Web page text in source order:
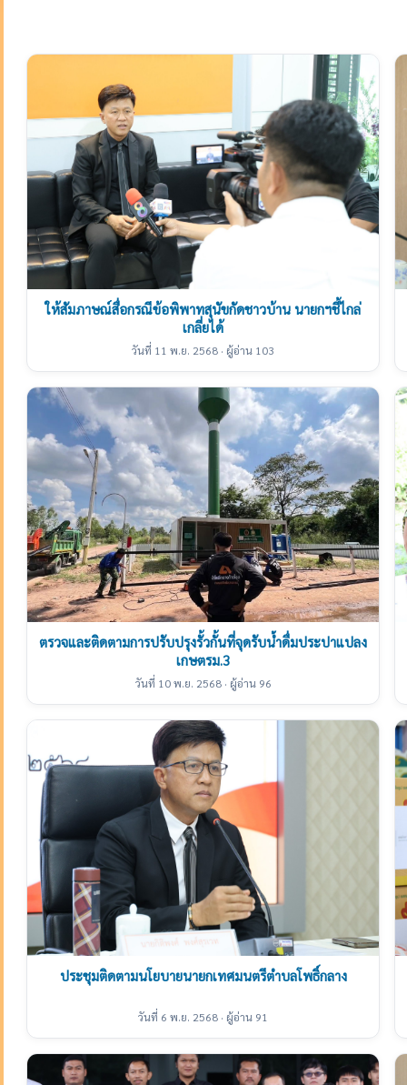
ให้สัมภาษณ์สื่อกรณีข้อพิพาทสุนัขกัดชาวบ้าน นายกฯชี้ไกล่
เกลี่ยได้
วันที่ 11 พ.ย. 2568 · ผู้อ่าน 103
ตรวจและติดตามการปรับปรุงรั้วกั้นที่จุดรับน้ำดื่มประปาแปลง
เกษตรม.3
วันที่ 10 พ.ย. 2568 · ผู้อ่าน 96
ประชุมติดตามนโยบายนายกเทศมนตรีตำบลโพธิ์กลาง
วันที่ 6 พ.ย. 2568 · ผู้อ่าน 91